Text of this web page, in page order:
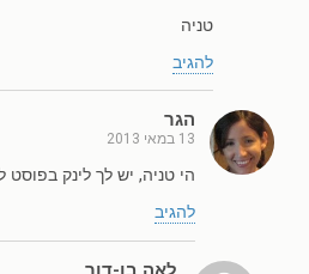
טניה
להגיב
הגר
13 במאי 2013
הי טניה, יש לך לינק בפוסט
להגיב